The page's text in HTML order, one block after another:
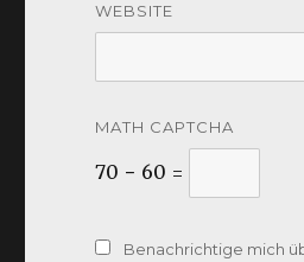
WEBSITE
MATH CAPTCHA
70 − 60 =
Benachrichtige mich